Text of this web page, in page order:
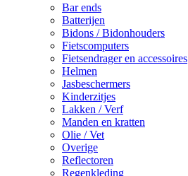
Bar ends
Batterijen
Bidons / Bidonhouders
Fietscomputers
Fietsendrager en accessoires
Helmen
Jasbeschermers
Kinderzitjes
Lakken / Verf
Manden en kratten
Olie / Vet
Overige
Reflectoren
Regenkleding